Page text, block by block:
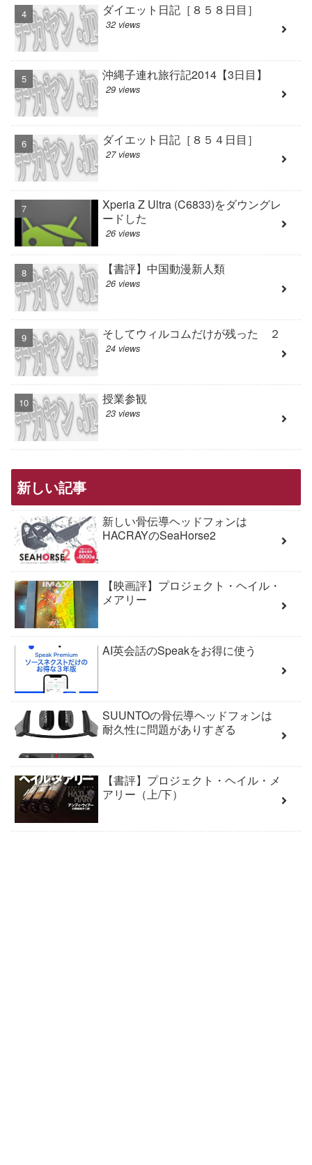
ダイエット日記［８５８日目］
32 views
沖縄子連れ旅行記2014【3日目】
29 views
ダイエット日記［８５４日目］
27 views
Xperia Z Ultra (C6833)をダウングレ
ードした
26 views
【書評】中国動漫新人類
26 views
そしてウィルコムだけが残った ２
24 views
授業参観
23 views
新しい記事
新しい骨伝導ヘッドフォンは
HACRAYのSeaHorse2
【映画評】プロジェクト・ヘイル・
メアリー
AI英会話のSpeakをお得に使う
SUUNTOの骨伝導ヘッドフォンは
耐久性に問題がありすぎる
【書評】プロジェクト・ヘイル・メ
アリー（上/下）